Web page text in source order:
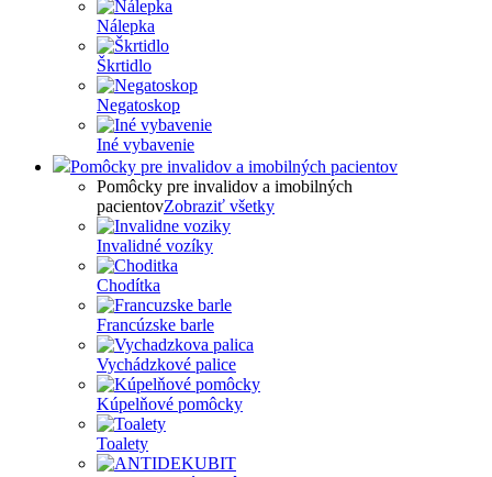
Nálepka
Škrtidlo
Negatoskop
Iné vybavenie
Pomôcky pre invalidov a imobilných pacientov
Pomôcky pre invalidov a imobilných
pacientovZobraziť všetky
Invalidné vozíky
Chodítka
Francúzske barle
Vychádzkové palice
Kúpelňové pomôcky
Toalety